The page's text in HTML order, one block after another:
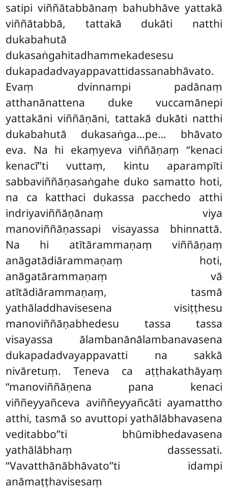
satipi viññātabbānaṃ bahubhāve yattakā
viññātabbā, tattakā dukāti natthi
dukabahutā
dukasaṅgahitadhammekadesesu
dukapadadvayappavattidassanabhāvato.
Evaṃ dvinnampi padānaṃ
atthanānattena duke vuccamānepi
yattakāni viññāṇāni, tattakā dukāti natthi
dukabahutā dukasaṅga…pe… bhāvato
eva. Na hi ekaṃyeva viññāṇaṃ ‘‘kenaci
kenacī’’ti vuttaṃ, kintu aparampīti
sabbaviññāṇasaṅgahe duko samatto hoti,
na ca katthaci dukassa pacchedo atthi
indriyaviññāṇānaṃ viya
manoviññāṇassapi visayassa bhinnattā.
Na hi atītārammaṇaṃ viññāṇaṃ
anāgatādiārammaṇaṃ hoti,
anāgatārammaṇaṃ vā
atītādiārammaṇaṃ, tasmā
yathāladdhavisesena visiṭṭhesu
manoviññāṇabhedesu tassa tassa
visayassa ālambanānālambanavasena
dukapadadvayappavatti na sakkā
nivāretuṃ. Teneva ca aṭṭhakathāyaṃ
‘‘manoviññāṇena pana kenaci
viññeyyañceva aviññeyyañcāti ayamattho
atthi, tasmā so avuttopi yathālābhavasena
veditabbo’’ti bhūmibhedavasena
yathālābhaṃ dassessati.
‘‘Vavatthānābhāvato’’ti idampi
anāmaṭṭhavisesaṃ